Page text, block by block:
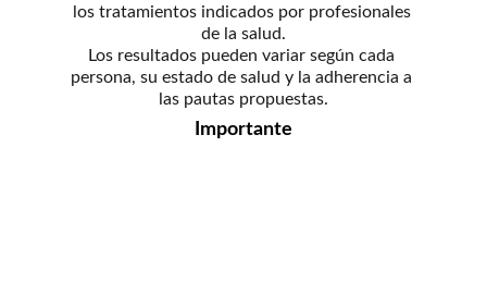
los tratamientos indicados por profesionales
de la salud.
Los resultados pueden variar según cada
persona, su estado de salud y la adherencia a
las pautas propuestas.
Importante